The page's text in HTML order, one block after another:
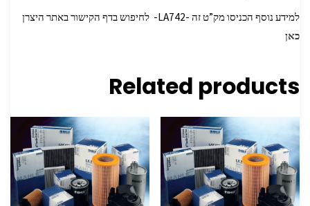
למידע נוסף הכניסו מק”ט זה -LA742- לחיפוש בדף הקישור באתר היצרן
כאן
Related products